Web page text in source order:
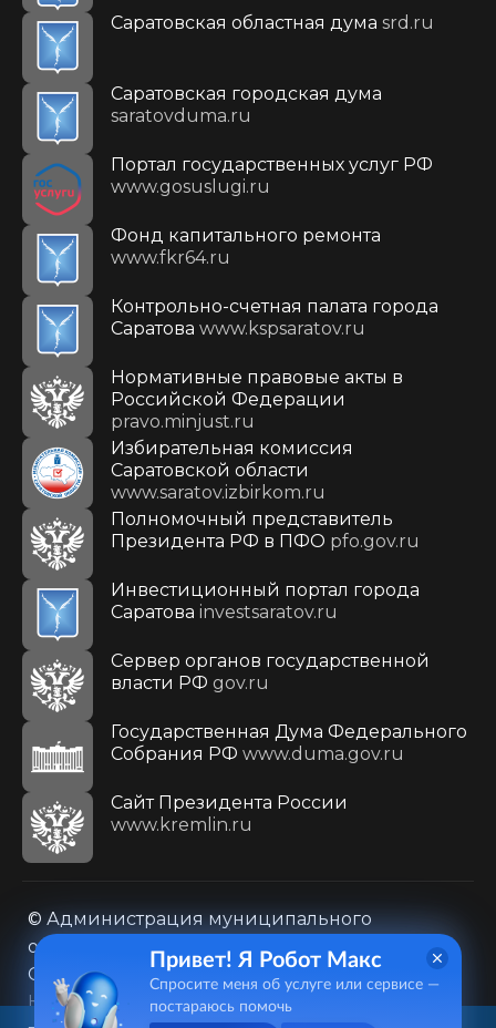
Саратовская областная дума srd.ru
Саратовская городская дума
saratovduma.ru
Портал государственных услуг РФ
www.gosuslugi.ru
Фонд капитального ремонта
www.fkr64.ru
Контрольно-счетная палата города
Саратова www.kspsaratov.ru
Нормативные правовые акты в
Российской Федерации
pravo.minjust.ru
Избирательная комиссия
Саратовской области
www.saratov.izbirkom.ru
Полномочный представитель
Президента РФ в ПФО pfo.gov.ru
Инвестиционный портал города
Саратова investsaratov.ru
Сервер органов государственной
власти РФ gov.ru
Государственная Дума Федерального
Собрания РФ www.duma.gov.ru
Cайт Президента России
www.kremlin.ru
© Администрация муниципального
образования городского округа «Город
Саратов»
Контакты
Карта сайта
Привет! Я Робот Макс
Спросите меня об услуге или сервисе —
постараюсь помочь